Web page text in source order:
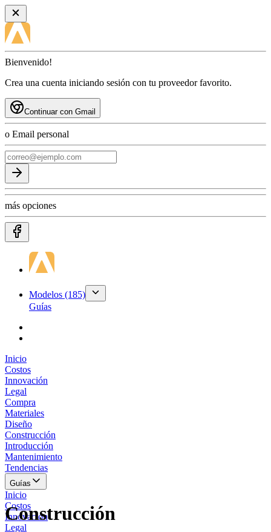
Bienvenido!
Crea una cuenta iniciando sesión con tu proveedor favorito.
Continuar con Gmail
o Email personal
más opciones
Modelos (185)
Guías
Inicio
Costos
Innovación
Legal
Compra
Materiales
Diseño
Construcción
Introducción
Mantenimiento
Tendencias
Guías
Inicio
Costos
Innovación
Legal
Construcción